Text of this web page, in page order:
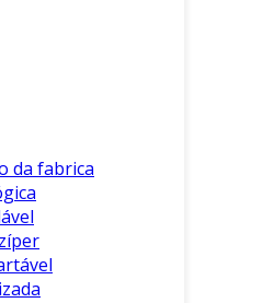
da fabrica